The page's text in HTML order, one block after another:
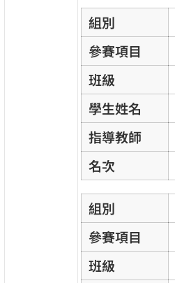
組別
參賽項目
班級
學生姓名
指導教師
名次
組別
參賽項目
班級